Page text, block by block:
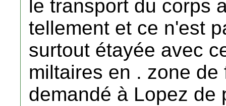
le transport du corps
tellement et ce n'est
surtout étayée avec
miltaires en . zone de
demandé à Lopez de